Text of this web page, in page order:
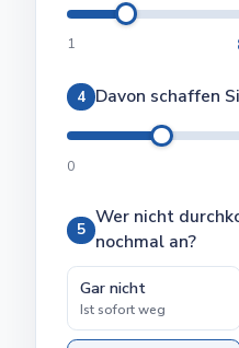
1
4 Davon schaffen
0
5
Wer nicht
nochmal an?
Gar nicht
Ist sofort weg